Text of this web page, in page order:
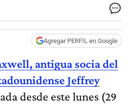
Agregar PERFIL en Google
antigua socia del
Jeffrey
desde este lunes (29